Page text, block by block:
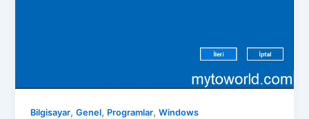
Bilgisayar,Genel, Programlar,Windows